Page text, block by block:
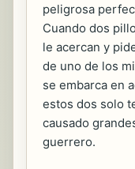
peligrosa
Cuando dos
le acercan y
de uno de los
se embarca en
estos dos solo
causado
guerrero.